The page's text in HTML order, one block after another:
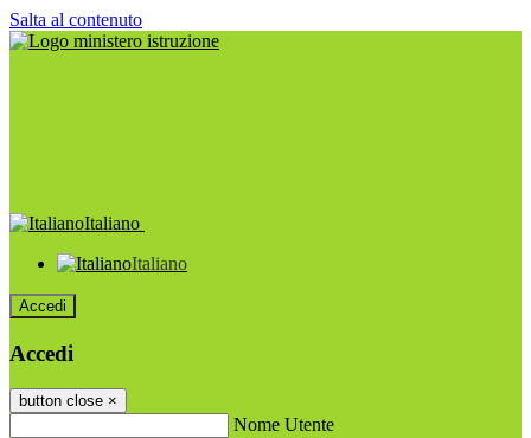
Salta al contenuto
Italiano
Italiano
Accedi
Accedi
button close ×
Nome Utente